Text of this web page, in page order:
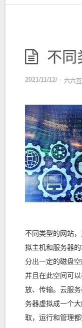
不同类型的
2021/11/12/ - 六六
不同类型的网站
拟主机和服务器
分出一定的磁盘
并且在此空间可
放、传输。云服
务器虚拟成一个
取，运行和管理